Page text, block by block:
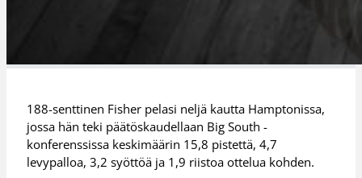
188-senttinen Fisher pelasi neljä kautta Hamptonissa,
jossa hän teki päätöskaudellaan Big South -
konferenssissa keskimäärin 15,8 pistettä, 4,7
levypalloa, 3,2 syöttöä ja 1,9 riistoa ottelua kohden.